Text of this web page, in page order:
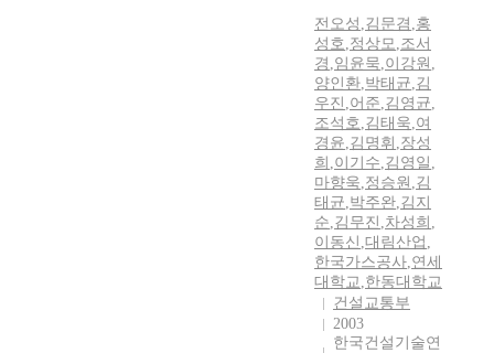
전오성 ,김문겸 ,홍
성호,정상모,조서
경 ,임윤묵,이강원 ,
양인환,박태균,김
우진 ,어준,김영균,
조석호,김태욱,여
경윤,김명휘 ,장성
희 ,이기수,김영일 ,
마향욱,정승원 ,김
태균,박주완,김지
순,김무진 ,차성희 ,
이동신 ,대림산업 ,
한국가스공사,연세
대학교,한동대학교
건설교통부
2003
한국건설기술연